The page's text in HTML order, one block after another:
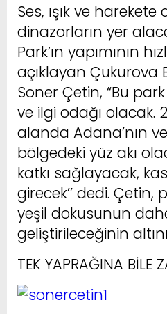
Ses, ışık ve harekete
dinazorların yer
Park’ın yapımının
açıklayan Çukurova
Soner Çetin, “Bu
ve ilgi odağı olacak.
alanda Adana’nın
bölgedeki yüz akı
katkı sağlayacak,
girecek’’ dedi. Çetin,
yeşil dokusunun
geliştirileceğinin
TEK YAPRAĞINA BİLE